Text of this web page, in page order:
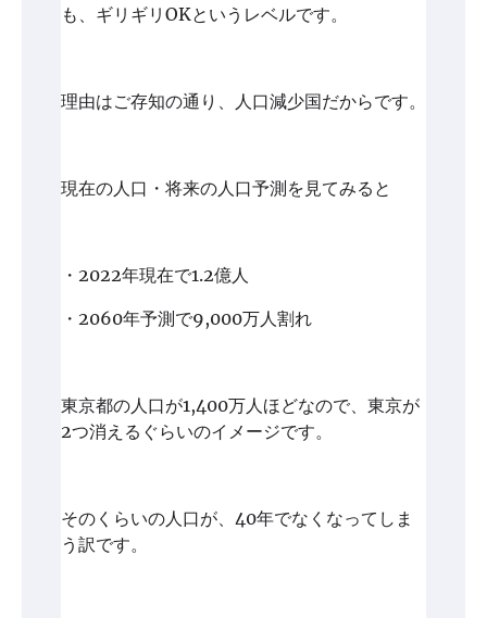
も、ギリギリOKというレベルです。
理由はご存知の通り、人口減少国だからです。
現在の人口・将来の人口予測を見てみると
・2022年現在で1.2億人
・2060年予測で9,000万人割れ
東京都の人口が1,400万人ほどなので、東京が
2つ消えるぐらいのイメージです。
そのくらいの人口が、40年でなくなってしま
う訳です。